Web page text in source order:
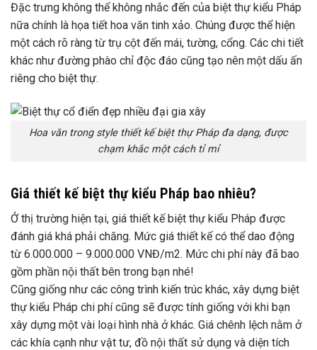
Đặc trưng không thể không nhắc đến của biệt thự kiểu Pháp
nữa chính là họa tiết hoa văn tinh xảo. Chúng được thể hiện
một cách rõ ràng từ trụ cột đến mái, tường, cổng. Các chi tiết
khác như đường phào chỉ độc đáo cũng tạo nên một dấu ấn
riêng cho biệt thự.
Hoa văn trong style thiết kế biệt thự Pháp đa dạng, được
chạm khắc một cách tỉ mỉ
Giá thiết kế biệt thự kiểu Pháp bao nhiêu?
Ở thị trường hiện tại, giá thiết kế biệt thự kiểu Pháp được
đánh giá khá phải chăng. Mức giá thiết kế có thể dao động
từ 6.000.000 – 9.000.000 VNĐ/m2. Mức chi phí này đã bao
gồm phần nội thất bên trong bạn nhé!
Cũng giống như các công trình kiến trúc khác, xây dựng biệt
thự kiểu Pháp chi phí cũng sẽ được tính giống với khi bạn
xây dựng một vài loại hình nhà ở khác. Giá chênh lệch nằm ở
các khía cạnh như vật tư, đồ nội thất sử dụng và diện tích